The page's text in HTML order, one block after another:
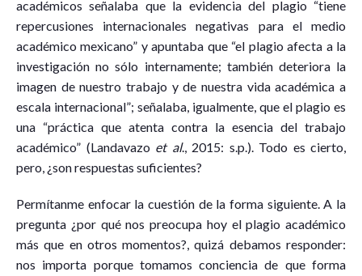
académicos señalaba que la evidencia del plagio “tiene
repercusiones internacionales negativas para el medio
académico mexicano” y apuntaba que “el plagio afecta a la
investigación no sólo internamente; también deteriora la
imagen de nuestro trabajo y de nuestra vida académica a
escala internacional”; señalaba, igualmente, que el plagio es
una “práctica que atenta contra la esencia del trabajo
académico” (Landavazo et al., 2015: s.p.). Todo es cierto,
pero, ¿son respuestas suficientes?
Permítanme enfocar la cuestión de la forma siguiente. A la
pregunta ¿por qué nos preocupa hoy el plagio académico
más que en otros momentos?, quizá debamos responder:
nos importa porque tomamos conciencia de que forma